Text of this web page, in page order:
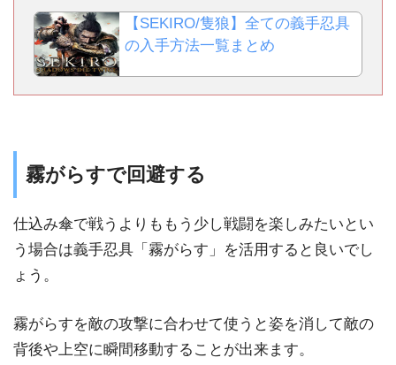
【SEKIRO/隻狼】全ての義手忍具
の入手方法一覧まとめ
霧がらすで回避する
仕込み傘で戦うよりももう少し戦闘を楽しみたいとい
う場合は義手忍具「霧がらす」を活用すると良いでし
ょう。
霧がらすを敵の攻撃に合わせて使うと姿を消して敵の
背後や上空に瞬間移動することが出来ます。